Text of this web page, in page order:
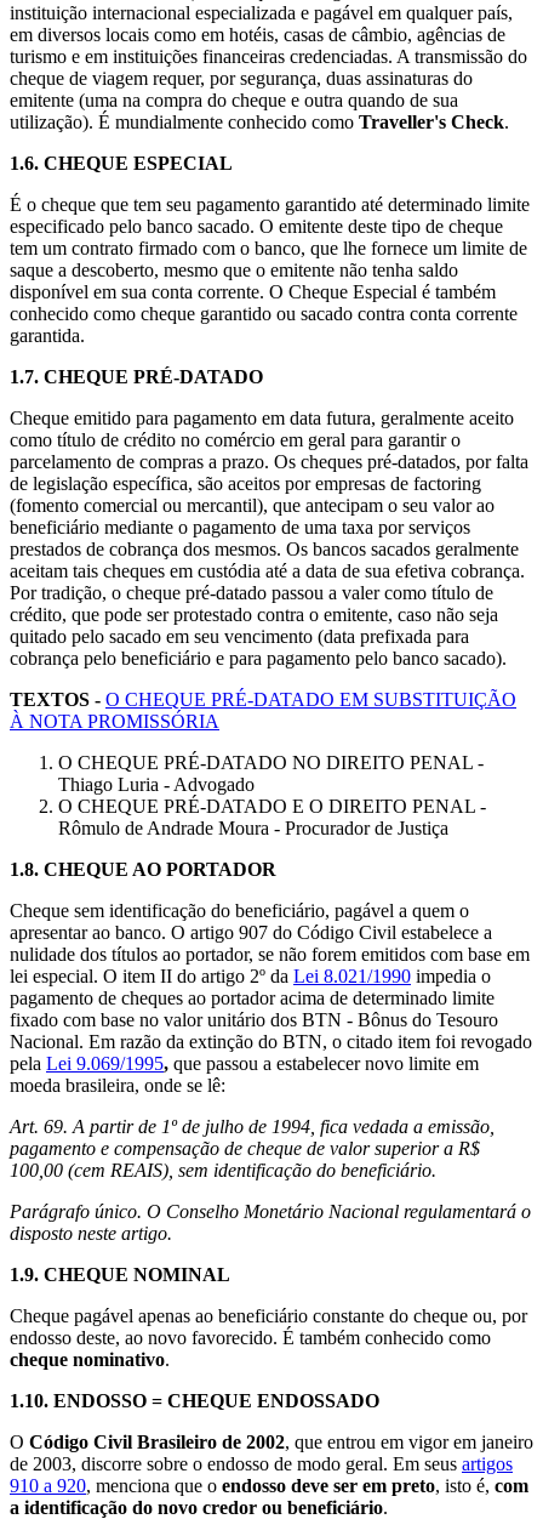
instituição internacional especializada e pagável em qualquer país,
em diversos locais como em hotéis, casas de câmbio, agências de
turismo e em instituições financeiras credenciadas. A transmissão do
cheque de viagem requer, por segurança, duas assinaturas do
emitente (uma na compra do cheque e outra quando de sua
utilização). É mundialmente conhecido como Traveller's Check.
1.6. CHEQUE ESPECIAL
É o cheque que tem seu pagamento garantido até determinado limite
especificado pelo banco sacado. O emitente deste tipo de cheque
tem um contrato firmado com o banco, que lhe fornece um limite de
saque a descoberto, mesmo que o emitente não tenha saldo
disponível em sua conta corrente. O Cheque Especial é também
conhecido como cheque garantido ou sacado contra conta corrente
garantida.
1.7. CHEQUE PRÉ-DATADO
Cheque emitido para pagamento em data futura, geralmente aceito
como título de crédito no comércio em geral para garantir o
parcelamento de compras a prazo. Os cheques pré-datados, por falta
de legislação específica, são aceitos por empresas de factoring
(fomento comercial ou mercantil), que antecipam o seu valor ao
beneficiário mediante o pagamento de uma taxa por serviços
prestados de cobrança dos mesmos. Os bancos sacados geralmente
aceitam tais cheques em custódia até a data de sua efetiva cobrança.
Por tradição, o cheque pré-datado passou a valer como título de
crédito, que pode ser protestado contra o emitente, caso não seja
quitado pelo sacado em seu vencimento (data prefixada para
cobrança pelo beneficiário e para pagamento pelo banco sacado).
TEXTOS - O CHEQUE PRÉ-DATADO EM SUBSTITUIÇÃO
À NOTA PROMISSÓRIA
O CHEQUE PRÉ-DATADO NO DIREITO PENAL -
Thiago Luria - Advogado
O CHEQUE PRÉ-DATADO E O DIREITO PENAL -
Rômulo de Andrade Moura - Procurador de Justiça
1.8. CHEQUE AO PORTADOR
Cheque sem identificação do beneficiário, pagável a quem o
apresentar ao banco. O artigo 907 do Código Civil estabelece a
nulidade dos títulos ao portador, se não forem emitidos com base em
lei especial. O item II do artigo 2º da Lei 8.021/1990 impedia o
pagamento de cheques ao portador acima de determinado limite
fixado com base no valor unitário dos BTN - Bônus do Tesouro
Nacional. Em razão da extinção do BTN, o citado item foi revogado
pela Lei 9.069/1995, que passou a estabelecer novo limite em
moeda brasileira, onde se lê:
Art. 69. A partir de 1º de julho de 1994, fica vedada a emissão,
pagamento e compensação de cheque de valor superior a R$
100,00 (cem REAIS), sem identificação do beneficiário.
Parágrafo único. O Conselho Monetário Nacional regulamentará o
disposto neste artigo.
1.9. CHEQUE NOMINAL
Cheque pagável apenas ao beneficiário constante do cheque ou, por
endosso deste, ao novo favorecido. É também conhecido como
cheque nominativo.
1.10. ENDOSSO = CHEQUE ENDOSSADO
O Código Civil Brasileiro de 2002, que entrou em vigor em janeiro
de 2003, discorre sobre o endosso de modo geral. Em seus artigos
910 a 920, menciona que o endosso deve ser em preto, isto é, com
a identificação do novo credor ou beneficiário.